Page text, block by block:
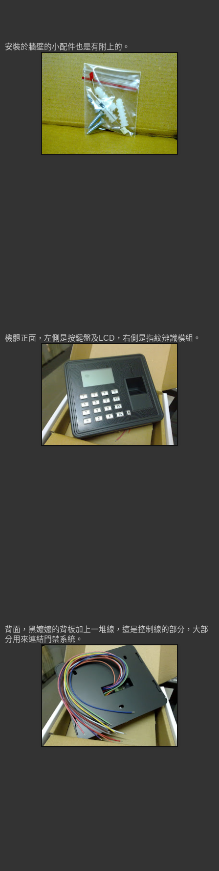
安裝於牆壁的小配件也是有附上的。
機體正面，左側是按鍵盤及LCD，右側是指紋辨識模組。
背面，黑嬤嬤的背板加上一堆線，這是控制線的部分，大部
分用來連結門禁系統。